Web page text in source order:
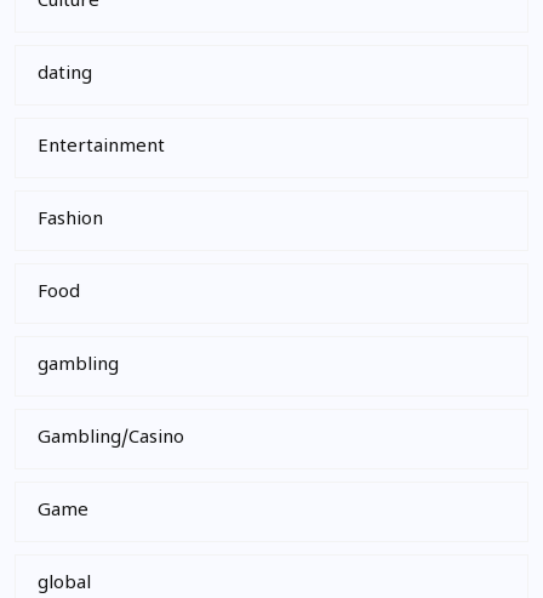
dating
Entertainment
Fashion
Food
gambling
Gambling/Casino
Game
global